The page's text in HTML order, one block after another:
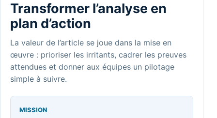
Transformer l’analyse en
plan d’action
La valeur de l’article se joue dans la mise en
œuvre : prioriser les irritants, cadrer les preuves
attendues et donner aux équipes un pilotage
simple à suivre.
MISSION